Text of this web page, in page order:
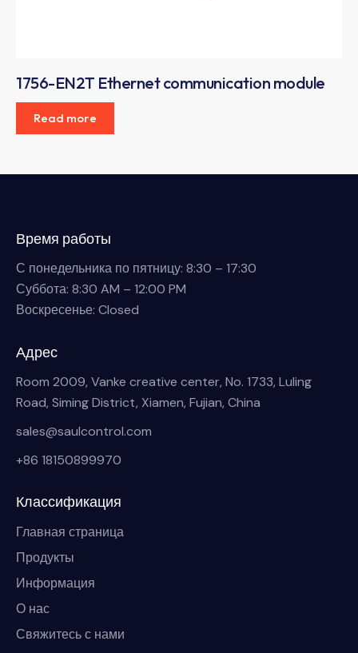
1756-EN2T Ethernet communication module
Read more
Время работы
С понедельника по пятницу: 8:30 – 17:30
Суббота: 8:30 AM – 12:00 PM
Воскресенье: Closed
Адрес
Room 2009, Vanke creative center, No. 1733, Luling
Road, Siming District, Xiamen, Fujian, China
sales@saulcontrol.com
+86 18150899970
Классификация
Главная страница
Продукты
Информация
О нас
Свяжитесь с нами